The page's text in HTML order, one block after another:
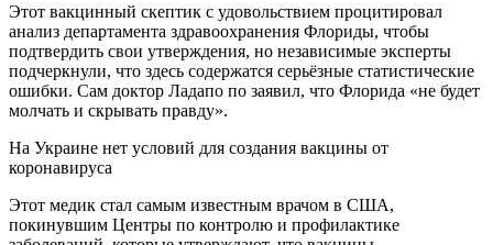
Этот вакцинный скептик с удовольствием процитировал
анализ департамента здравоохранения Флориды, чтобы
подтвердить свои утверждения, но независимые эксперты
подчеркнули, что здесь содержатся серьёзные статистические
ошибки. Сам доктор Ладапо по заявил, что Флорида «не будет
молчать и скрывать правду».
На Украине нет условий для создания вакцины от
коронавируса
Этот медик стал самым известным врачом в США,
покинувшим Центры по контролю и профилактике